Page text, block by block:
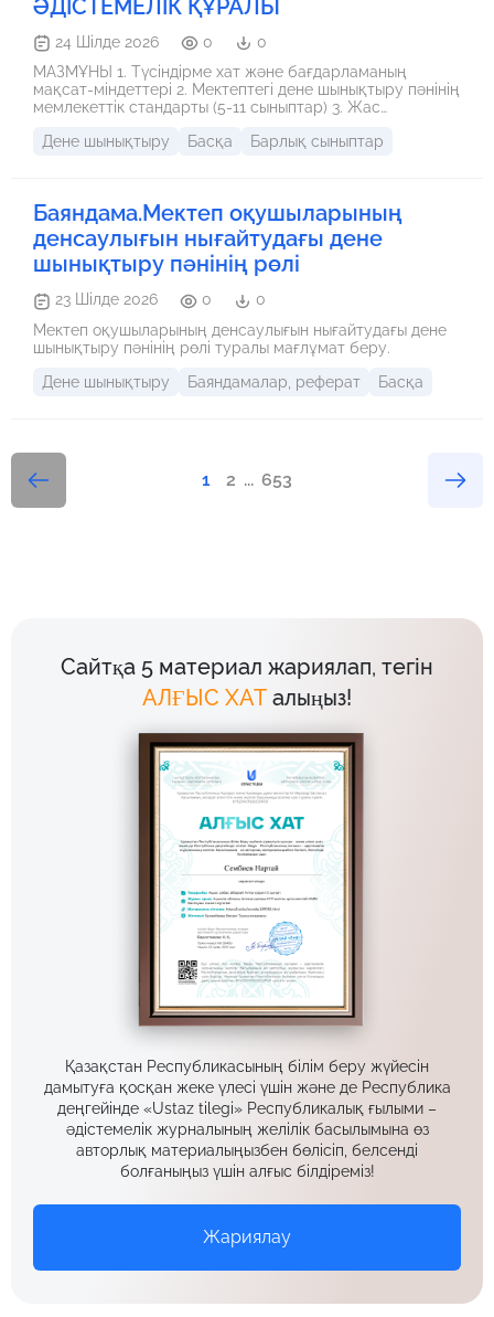
ӘДІСТЕМЕЛІК ҚҰРАЛЫ
24 Шілде 2026 0
0
МАЗМҰНЫ 1. Түсіндірме хат және бағдарламаның
мақсат-міндеттері 2. Мектептегі дене шынықтыру пәнінің
мемлекеттік стандарты (5-11 сыныптар) 3. Жас
Тоқсандар бойынша модульдік бөлініс (5-11 сыныптар) 5.
техникасы және жарақаттанудың алдын алу нұсқаулығы
8. Критериалды бағалау және дескрипторлар жүйесі
Дене шынықтыру Басқа Барлық сыныптар
Баяндама.Мектеп оқушыларының
денсаулығын нығайтудағы дене
шынықтыру пәнінің рөлі
23 Шілде 2026 0
0
Мектеп оқушыларының денсаулығын нығайтудағы дене
шынықтыру пәнінің рөлі туралы мағлұмат беру.
Дене шынықтыру
Баяндамалар, реферат Басқа
1 2 ... 653
Сайтқа 5 материал жариялап, тегін
АЛҒЫС ХАТ алыңыз!
Қазақстан Республикасының білім беру жүйесін
дамытуға қосқан жеке үлесі үшін және де Республика
деңгейінде «Ustaz tilegi» Республикалық ғылыми –
әдістемелік журналының желілік басылымына өз
авторлық материалыңызбен бөлісіп, белсенді
болғаныңыз үшін алғыс білдіреміз!
Жариялау